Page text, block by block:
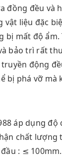
đồng đều và
vật liệu đặc
bị mất độ
bảo trì rất
truyền động
bị phá vỡ
áp dụng
chất lượng
: ≤ 100mm.